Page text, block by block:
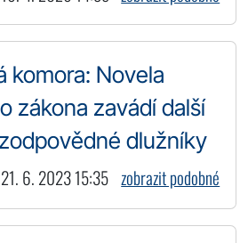
komora: Novela
zákona zavádí další
dlužníky
6. 2023 15:35 zobrazit podobné